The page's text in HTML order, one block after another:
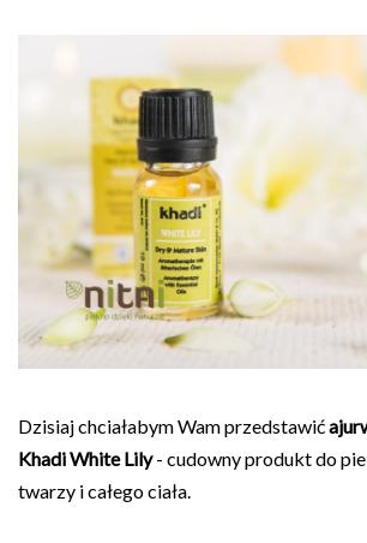
Dzisiaj chciałabym Wam przedstawić
Khadi White Lily- cudowny produkt do
twarzy i całego ciała.